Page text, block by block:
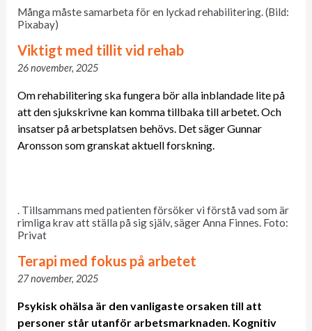
Många måste samarbeta för en lyckad rehabilitering. (Bild:
Pixabay)
Viktigt med tillit vid rehab
26 november, 2025
Om rehabilitering ska fungera bör alla inblandade lite på
att den sjukskrivne kan komma tillbaka till arbetet. Och
insatser på arbetsplatsen behövs. Det säger Gunnar
Aronsson som granskat aktuell forskning.
. Tillsammans med patienten försöker vi förstå vad som är
rimliga krav att ställa på sig själv, säger Anna Finnes. Foto:
Privat
Terapi med fokus på arbetet
27 november, 2025
Psykisk ohälsa är den vanligaste orsaken till att
personer står utanför arbetsmarknaden. Kognitiv